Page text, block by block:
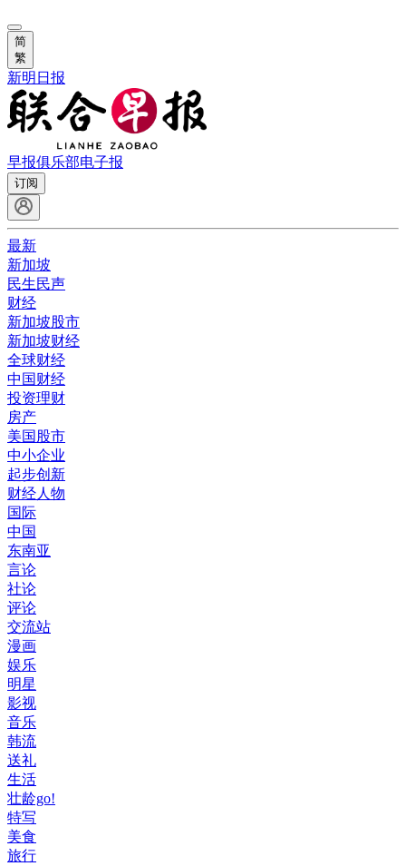
简
繁
新明日报
早报俱乐部电子报
订阅
最新
新加坡
民生民声
财经
新加坡股市
新加坡财经
全球财经
中国财经
投资理财
房产
美国股市
中小企业
起步创新
财经人物
国际
中国
东南亚
言论
社论
评论
交流站
漫画
娱乐
明星
影视
音乐
韩流
送礼
生活
壮龄go!
特写
美食
旅行